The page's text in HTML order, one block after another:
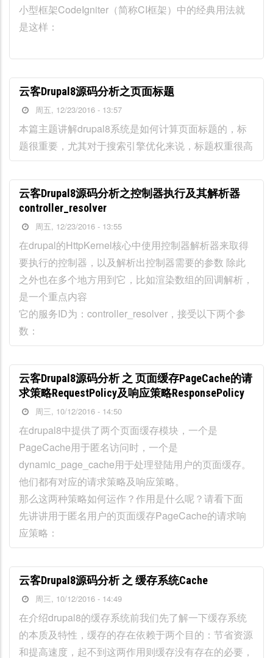
小型框架CodeIgniter（简称CI框架）中的经典用法就
是这样：
云客Drupal8源码分析之页面标题
周五, 12/23/2016 - 13:57
本篇主题讲解drupal8系统是如何计算页面标题的，标
题很重要，尤其对于搜索引擎优化来说，标题权重很高
云客Drupal8源码分析之控制器执行及其解析器
controller_resolver
周五, 12/23/2016 - 13:55
在drupal的HttpKernel核心中使用控制器解析器来取得
要执行的控制器，以及解析出控制器需要的参数 除此
之外也在多个地方用到它，比如渲染数组的回调解析，
是一个重点内容
它的服务ID为：controller_resolver，接受以下两个参
数：
云客Drupal8源码分析 之 页面缓存PageCache的请
求策略RequestPolicy及响应策略ResponsePolicy
周三, 10/12/2016 - 14:50
在drupal8中提供了两个页面缓存模块，一个是
PageCache用于匿名访问时，一个是
dynamic_page_cache用于处理登陆用户的页面缓存。
他们都有对应的请求策略及响应策略。
那么这两种策略如何运作？作用是什么呢？请看下面
先讲讲用于匿名用户的页面缓存PageCache的请求响
应策略：
云客Drupal8源码分析 之 缓存系统Cache
周三, 10/12/2016 - 14:49
在介绍drupal8的缓存系统前我们先了解一下缓存系统
的本质及特性，缓存的存在依赖于两个目的：节省资源
和提高速度，起不到这两作用则缓存没有存在的必要，